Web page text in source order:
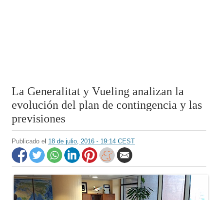
La Generalitat y Vueling analizan la
evolución del plan de contingencia y las
previsiones
Publicado el 18 de julio, 2016 - 19:14 CEST